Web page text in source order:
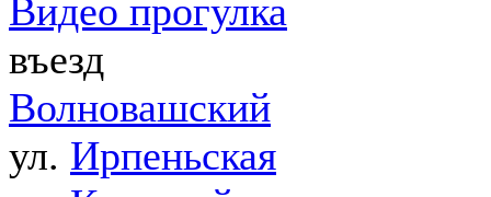
Видео прогулка
въезд
Волновашский
ул. Ирпеньская